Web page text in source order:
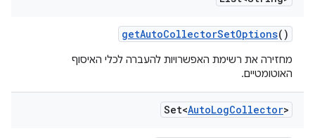
getAutoCollectorSetOptions()
מחזירה את רשימת האפשרויות להעברה לכלי האיסוף
האוטומטיים.
Set<AutoLogCollector>